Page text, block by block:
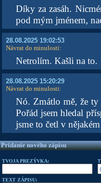
Díky za zasáh.
pod mým jménem,
28.08.2025 19:02:53
Návrat do minulosti:
Netrolím. Kašli na to.
28.08.2025 15:20:29
Návrat do minulosti:
Nó. Zmátlo mě, že ty
Pořád jsem hledal
jsme to četl v
Pridanie nového zápisu
TVOJA PREZÝVKA:
TEXT ZÁPISU: